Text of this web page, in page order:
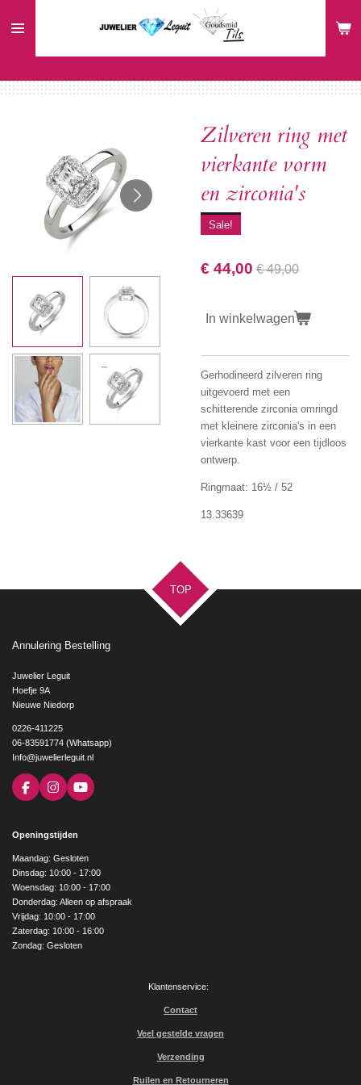
direct
hoofdinhoud
Zilveren ring met
vierkante vorm
en zirconia's
Sale!
€ 44,00 € 49,00
In winkelwagen
Gerhodineerd zilveren ring
uitgevoerd met een
schitterende zirconia omringd
met kleinere zirconia's in een
vierkante kast voor een tijdloos
ontwerp.
Ringmaat: 16½ / 52
13.33639
TOP
Annulering Bestelling
Juwelier Leguit
Hoefje 9A
Nieuwe Niedorp
0226-411225
06-83591774 (Whatsapp)
Info@juwelierleguit.nl
F
a
b
o
k
I
n
a
g
r
a
m
Y
o
e
Openingstijden
Maandag: Gesloten
Dinsdag: 10:00 - 17:00
Woensdag: 10:00 - 17:00
Donderdag: Alleen op afspraak
Vrijdag: 10:00 - 17:00
Zaterdag: 10:00 - 16:00
Zondag: Gesloten
Klantenservice:
Contact
Veel gestelde vragen
Verzending
Ruilen en Retourneren